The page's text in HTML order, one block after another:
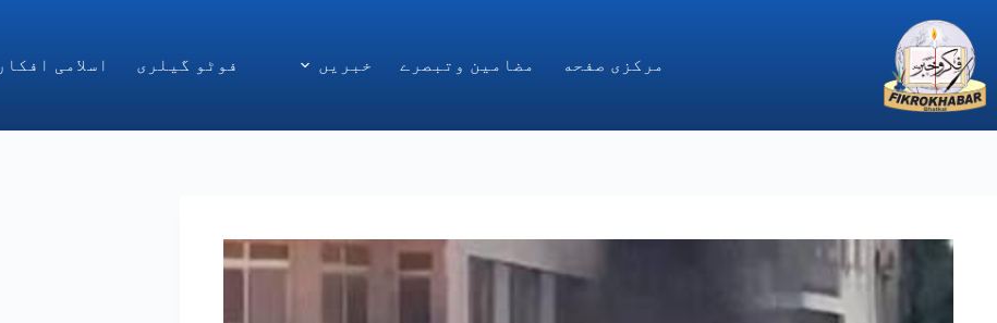
content
مركزى صفحه
مضامین وتبصرے خبریں فوٹو گیلری اسلامی افکار